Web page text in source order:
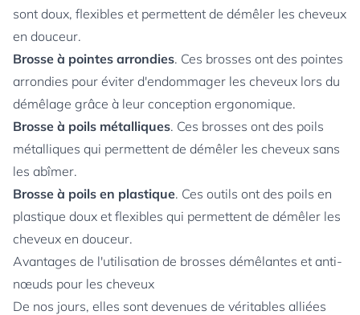
sont doux, flexibles et permettent de démêler les cheveux
en douceur.
Brosse à pointes arrondies. Ces brosses ont des pointes
arrondies pour éviter d'endommager les cheveux lors du
démêlage grâce à leur conception ergonomique.
Brosse à poils métalliques. Ces brosses ont des poils
métalliques qui permettent de démêler les cheveux sans
les abîmer.
Brosse à poils en plastique. Ces outils ont des poils en
plastique doux et flexibles qui permettent de démêler les
cheveux en douceur.
Avantages de l'utilisation de brosses démêlantes et anti-
nœuds pour les cheveux
De nos jours, elles sont devenues de véritables alliées